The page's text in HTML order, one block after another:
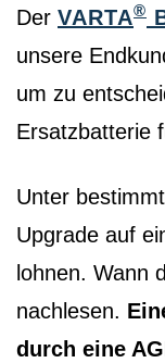
Der VARTA®
unsere
um zu
Ersatzbatterie
Unter
Upgrade auf
lohnen. Wann
nachlesen.
durch eine